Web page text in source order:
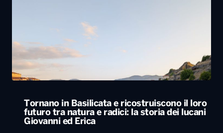
Tornano in Basilicata e ricostruiscono il loro
futuro tra natura e radici: la storia dei lucani
Giovanni ed Erica